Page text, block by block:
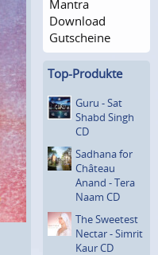
Mantra
Download
Gutscheine
Top-Produkte
Guru - Sat
Shabd Singh
CD
Sadhana for
Château
Anand - Tera
Naam CD
The Sweetest
Nectar - Simrit
Kaur CD